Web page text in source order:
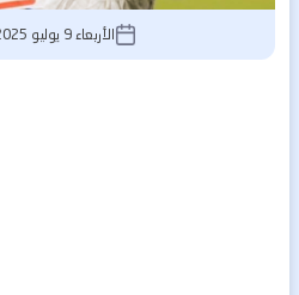
الأربعاء 9 يوليو 2025, 1:10 مساءً